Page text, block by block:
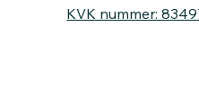
KVK nummer: